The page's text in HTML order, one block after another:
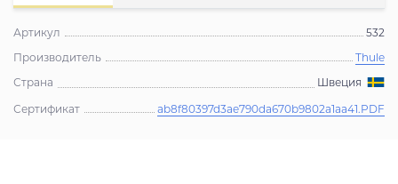
Артикул
532
Производитель
Thule
Страна
Швеция
Сертификат
ab8f80397d3ae790da670b9802a1aa41.PDF